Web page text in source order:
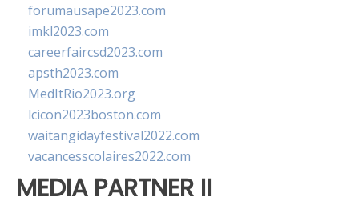
forumausape2023.com
imkl2023.com
careerfaircsd2023.com
apsth2023.com
MedItRio2023.org
lcicon2023boston.com
waitangidayfestival2022.com
vacancesscolaires2022.com
MEDIA PARTNER II